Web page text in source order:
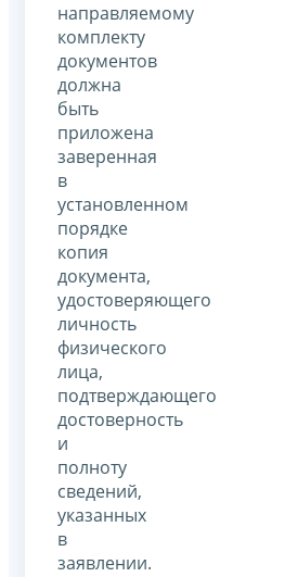
направляемому
комплекту
документов
должна
быть
приложена
заверенная
в
установленном
порядке
копия
документа,
удостоверяющего
личность
физического
лица,
подтверждающего
достоверность
и
полноту
сведений,
указанных
в
заявлении.